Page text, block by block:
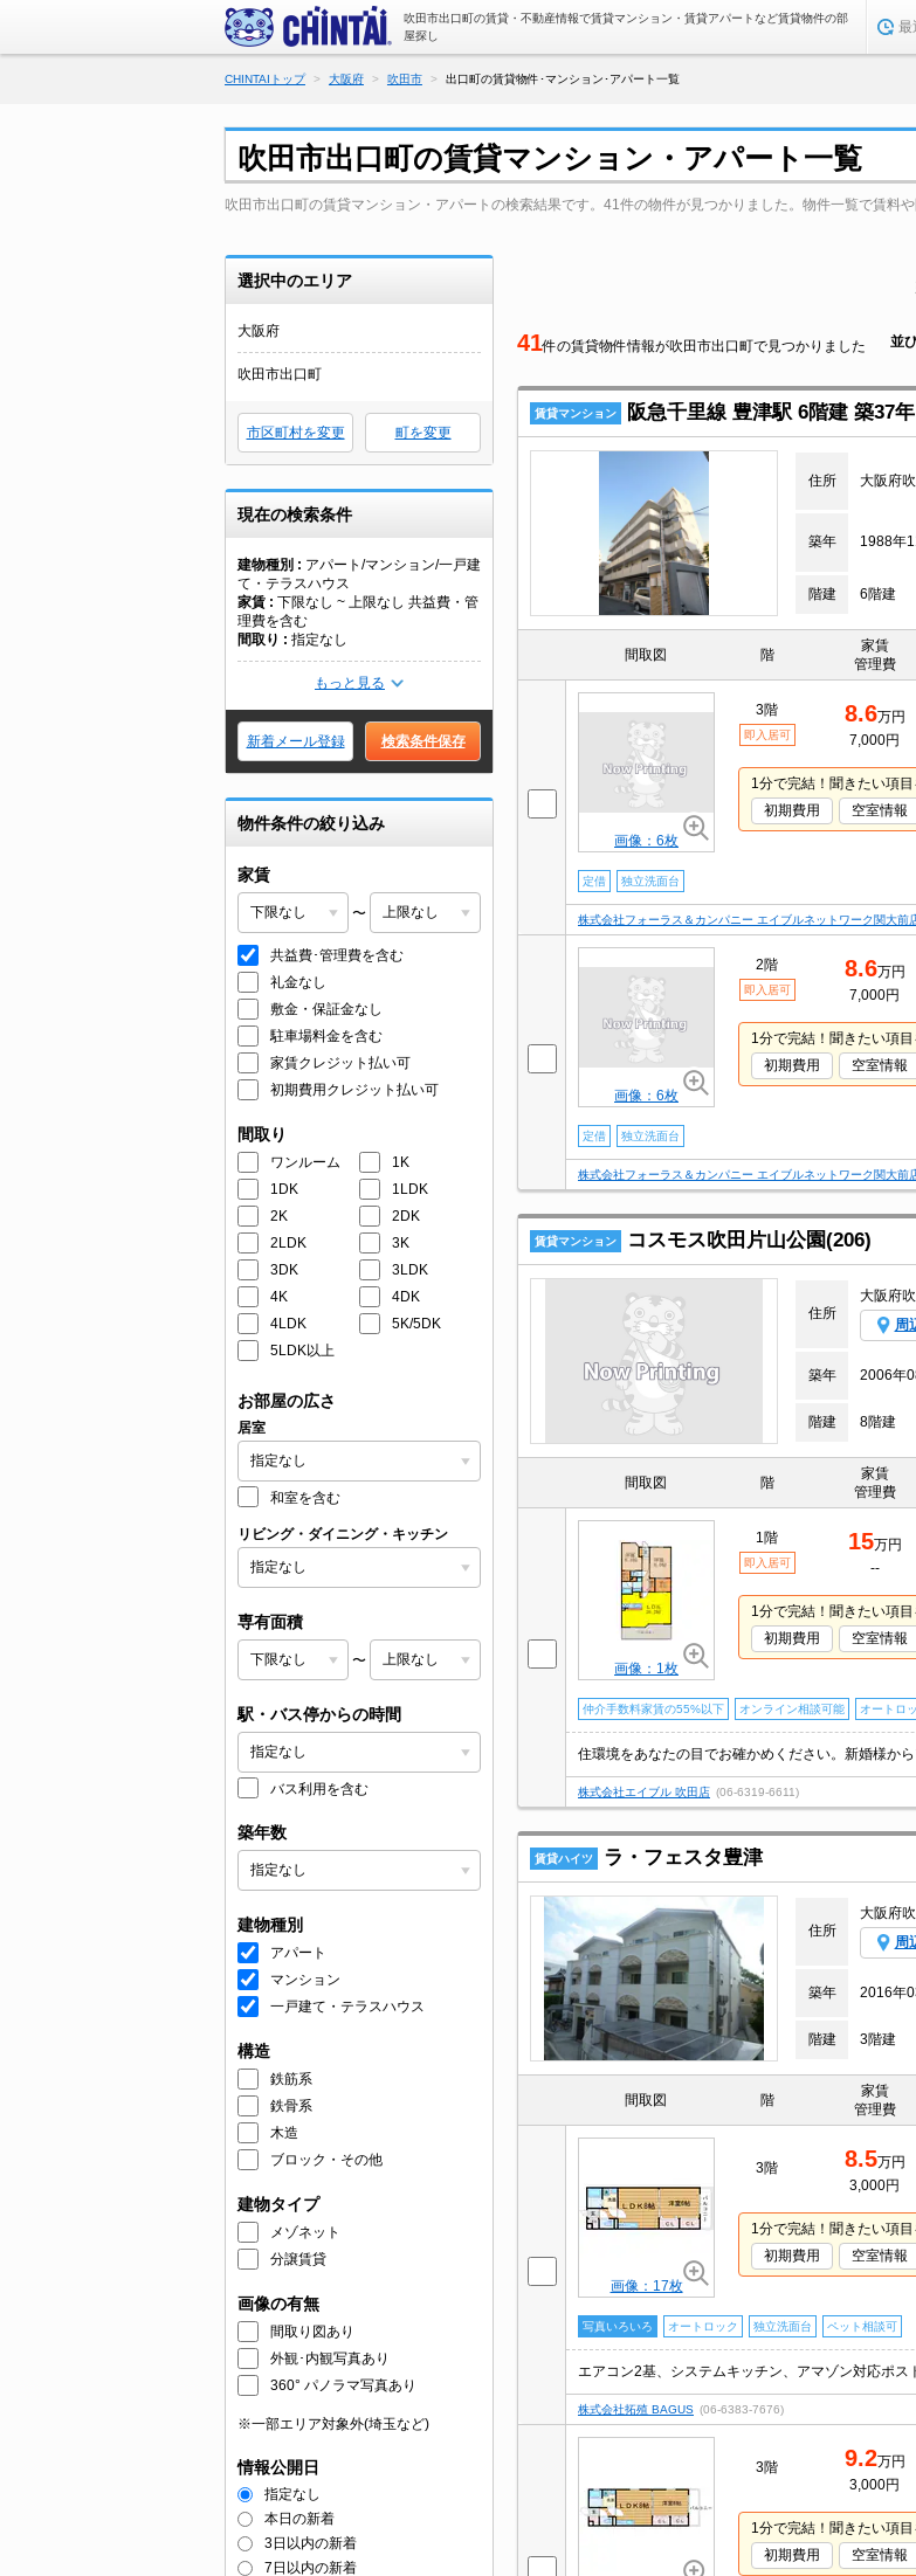
吹田市出口町の賃貸・不動産情報で賃貸マンション・賃貸アパートなど賃貸物件の部
屋探し
最
CHINTAIトップ 大阪府 吹田市 出口町の賃貸物件･マンション･アパート一覧
吹田市出口町の賃貸マンション・アパート一覧
吹田市出口町の賃貸マンション・アパートの検索結果です。41件の物件が見つかりました。物件一覧で賃料
選択中のエリア
大阪府
吹田市出口町
市区町村を変更 町を変更
現在の検索条件
建物種別
アパート/マンション/一戸建
て・テラスハウス
家賃
下限なし ~ 上限なし 共益費・管
理費を含む
間取り
指定なし
もっと見る
新着メール登録 検索条件保存
物件条件の絞り込み
家賃
〜
共益費･管理費を含む
礼金なし
敷金・保証金なし
駐車場料金を含む
家賃クレジット払い可
初期費用クレジット払い可
間取り
ワンルーム
1K
1DK
1LDK
2K
2DK
2LDK
3K
3DK
3LDK
4K
4DK
4LDK
5K/5DK
5LDK以上
お部屋の広さ
居室
和室を含む
リビング・ダイニング・キッチン
専有面積
〜
駅・バス停からの時間
バス利用を含む
築年数
建物種別
アパート
マンション
一戸建て・テラスハウス
構造
鉄筋系
鉄骨系
木造
ブロック・その他
建物タイプ
メゾネット
分譲賃貸
画像の有無
間取り図あり
外観･内観写真あり
360° パノラマ写真あり
※一部エリア対象外(埼玉など)
情報公開日
指定なし
本日の新着
3日以内の新着
7日以内の新着
41件の賃貸物件情報が吹田市出口町で見つかりました 並
賃貸マンション 阪急千里線 豊津駅 6階建 築37年
住所 大阪府
築年 1988年
階建 6階建
間取図 階
家賃
管理費
画像：6枚
3階
即入居可
8.6万円
7,000円
1分で完結！聞きたい項
初期費用
空室情報
定借 独立洗面台
株式会社フォーラス＆カンパニー エイブルネットワーク関大前
画像：6枚
2階
即入居可
8.6万円
7,000円
1分で完結！聞きたい項
初期費用
空室情報
定借 独立洗面台
株式会社フォーラス＆カンパニー エイブルネットワーク関大前
賃貸マンション コスモス吹田片山公園(206)
住所
大阪府
周
築年 2006年
階建 8階建
間取図 階
家賃
管理費
画像：1枚
1階
即入居可
15万円
--
1分で完結！聞きたい項
初期費用
空室情報
仲介手数料家賃の55%以下 オンライン相談可能 オートロ
株式会社エイブル 吹田店 (06-6319-6611)
賃貸ハイツ ラ・フェスタ豊津
住所
大阪府
周
築年 2016年
階建 3階建
間取図 階
家賃
管理費
画像：17枚
3階 8.5万円
3,000円
1分で完結！聞きたい項
初期費用
空室情報
写真いろいろ オートロック 独立洗面台 ペット相談可
エアコン2基、システムキッチン、アマゾン対応ポス
株式会社拓殖 BAGUS (06-6383-7676)
3階 9.2万円
3,000円
1分で完結！聞きたい項
初期費用
空室情報